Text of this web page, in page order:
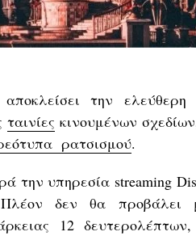
την ελεύθερη
ταινίες κινουμένων
ρατσισμού.
την υπηρεσία streaming
Πλέον δεν θα προβάλει
12